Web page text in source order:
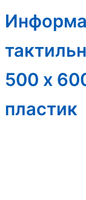
500 x
пластик